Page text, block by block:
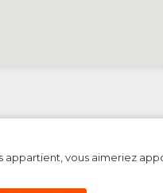
appartient, vous aimeriez